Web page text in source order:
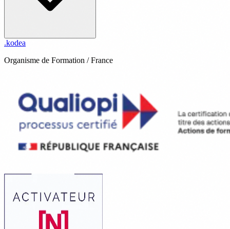
.kodea
Organisme de Formation / France